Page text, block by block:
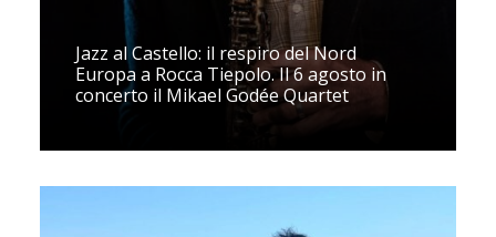
Jazz al Castello: il respiro del Nord
Europa a Rocca Tiepolo. Il 6 agosto in
concerto il Mikael Godée Quartet